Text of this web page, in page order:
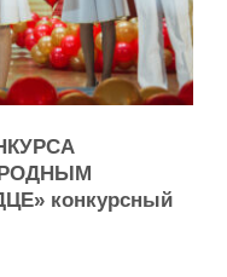
конкурсный